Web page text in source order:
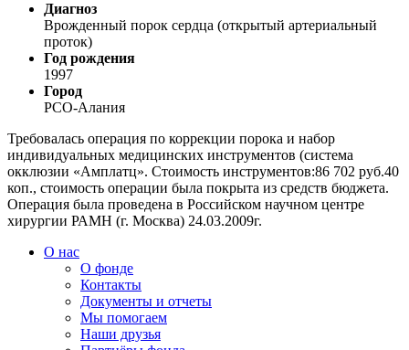
Диагноз
Врожденный порок сердца (открытый артериальный
проток)
Год рождения
1997
Город
РСО-Алания
Требовалась операция по коррекции порока и набор
индивидуальных медицинских инструментов (система
окклюзии «Амплатц». Стоимость инструментов:86 702 руб.40
коп., стоимость операции была покрыта из средств бюджета.
Операция была проведена в Российском научном центре
хирургии РАМН (г. Москва) 24.03.2009г.
О нас
О фонде
Контакты
Документы и отчеты
Мы помогаем
Наши друзья